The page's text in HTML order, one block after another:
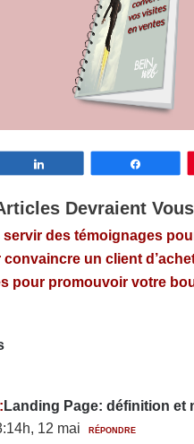
Devraient
des témoignages
un client
pour promouvoir votre
Landing Page: définition et
12 mai
RÉPONDRE